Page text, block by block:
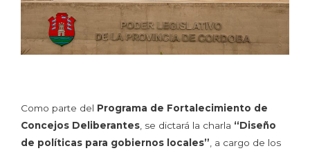
Como parte del Programa de Fortalecimiento de
Concejos Deliberantes , se dictará la charla “Diseño
de políticas para gobiernos locales” , a cargo de los